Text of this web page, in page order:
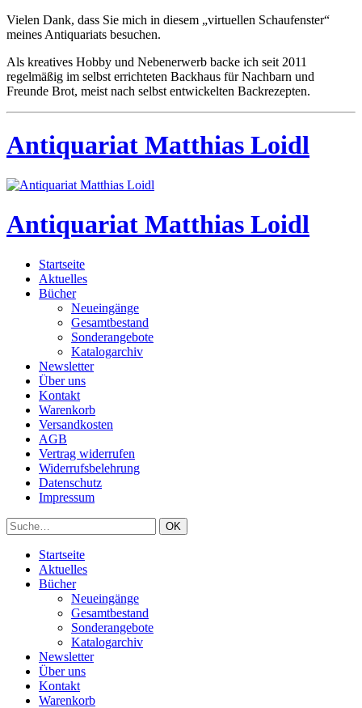
Vielen Dank, dass Sie mich in diesem „virtuellen Schaufenster“
meines Antiquariats besuchen.
Als kreatives Hobby und Nebenerwerb backe ich seit 2011
regelmäßig im selbst errichteten Backhaus für Nachbarn und
Freunde Brot, meist nach selbst entwickelten Backrezepten.
Antiquariat Matthias Loidl
Antiquariat Matthias Loidl
Startseite
Aktuelles
Bücher
Neueingänge
Gesamtbestand
Sonderangebote
Katalogarchiv
Newsletter
Über uns
Kontakt
Warenkorb
Versandkosten
AGB
Vertrag widerrufen
Widerrufsbelehrung
Datenschutz
Impressum
Startseite
Aktuelles
Bücher
Neueingänge
Gesamtbestand
Sonderangebote
Katalogarchiv
Newsletter
Über uns
Kontakt
Warenkorb